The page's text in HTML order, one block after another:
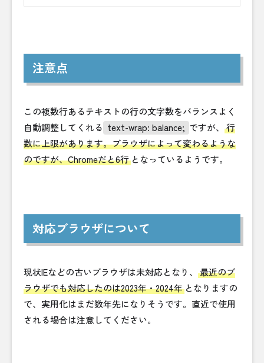
注意点
この複数行あるテキストの行の文字数をバランスよく
自動調整してくれる text-wrap: balance; ですが、
行
数に上限があります。ブラウザによって変わるような
のですが、Chromeだと6行 となっているようです。
対応ブラウザについて
現状IEなどの古いブラウザは未対応となり、
最近のブ
ラウザでも対応したのは2023年・2024年 となりますの
で、実用化はまだ数年先になりそうです。直近で使用
される場合は注意してください。